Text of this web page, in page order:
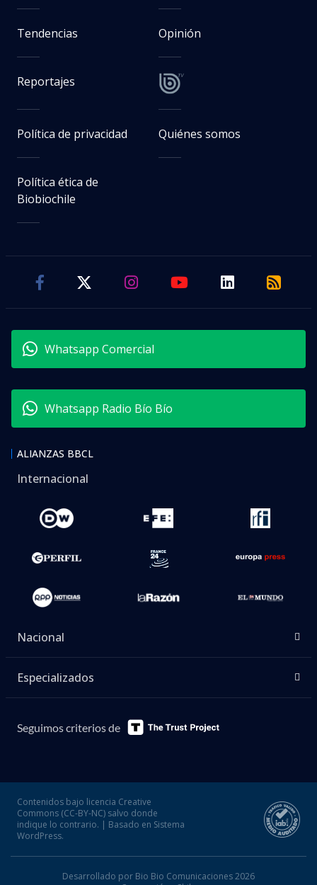
Tendencias Opinión
Reportajes
Política de privacidad Quiénes somos
Política ética de
Biobiochile
Whatsapp Comercial
Whatsapp Radio Bío Bío
ALIANZAS BBCL
Internacional
Nacional
Especializados
Seguimos criterios de
Contenidos bajo licencia Creative
Commons (CC-BY-NC) salvo donde
indique lo contrario. | Basado en Sistema
WordPress.
Desarrollado por Bio Bio Comunicaciones 2026